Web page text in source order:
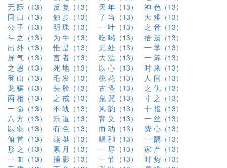
无 际（13）
反 复（13） 天 年（13）
神 色（13）
同 归（13）
独 步（13） 了 当（13）
大 难（13）
公 子（13）
明 珠（13） 一 叶（13）
之 音（13）
斗 之（13）
为 牛（13） 吃 喝（13）
拾 遗（13）
出 外（13）
惟 是（13） 无 处（13）
一 掌（13）
屏 气（13）
言 者（13） 大 法（13）
一 筹（13）
之 恩（13）
死 地（13） 以 心（13）
时 来（13）
登 山（13）
毛 发（13） 桃 花（13）
人 间（13）
龙 骧（13）
头 脸（13） 古 怪（13）
之 仇（13）
两 相（13）
之 戒（13） 鬼 哭（13）
寸 之（13）
一 命（13）
不 轨（13） 风 韵（13）
十 指（13）
八 方（13）
乐 道（13） 背 义（13）
一 丝（13）
以 弱（13）
有 色（13） 而 动（13）
费 心（13）
俯 首（13）
燕 巢（13） 唱 和（13）
一 隅（13）
形 之（13）
累 月（13） 一 尽（13）
家 产（13）
一 血（13）
捕 影（13） 一 节（13）
时 势（13）